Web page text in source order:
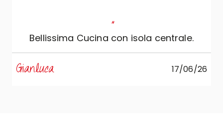
"
Bellissima Cucina con isola centrale.
Gianluca 17/06/26